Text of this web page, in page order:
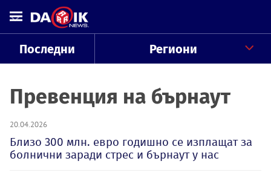
Последни Региони
Превенция на бърнаут
20.04.2026
Близо 300 млн. евро годишно се изплащат за
болнични заради стрес и бърнаут у нас